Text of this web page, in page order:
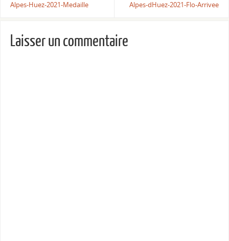
Alpes-Huez-2021-Medaille Alpes-dHuez-2021-Flo-Arrivee
Laisser un commentaire